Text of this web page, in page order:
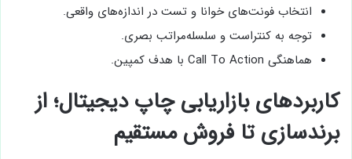
انتخاب فونت‌های خوانا و تست در اندازه‌های واقعی.
توجه به کنتراست و سلسله‌مراتب بصری.
هماهنگی Call To Action با هدف کمپین.
کاربردهای بازاریابی چاپ دیجیتال؛ از
برندسازی تا فروش مستقیم